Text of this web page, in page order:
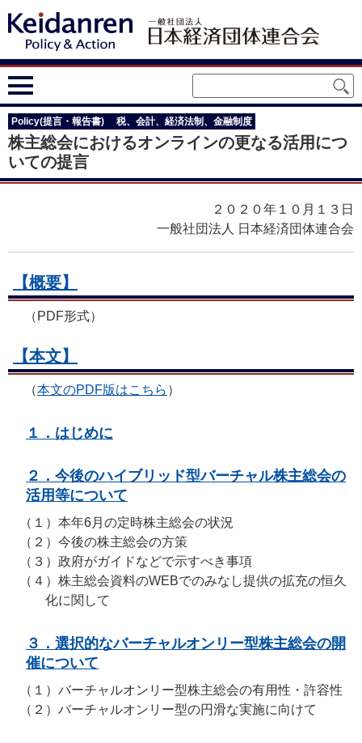
Policy(提言・報告書) 税、会計、経済法制、金融制度
株主総会におけるオンラインの更なる活用につ
いての提言
２０２０年１０月１３日
一般社団法人 日本経済団体連合会
【概要】
（PDF形式）
【本文】
（本文のPDF版はこちら ）
１．はじめに
２．今後のハイブリッド型バーチャル株主総会の
活用等について
（１） 本年6月の定時株主総会の状況
（２） 今後の株主総会の方策
（３） 政府がガイドなどで示すべき事項
（４） 株主総会資料のWEBでのみなし提供の拡充の恒久
化に関して
３．選択的なバーチャルオンリー型株主総会の開
催について
（１） バーチャルオンリー型株主総会の有用性・許容性
（２） バーチャルオンリー型の円滑な実施に向けて